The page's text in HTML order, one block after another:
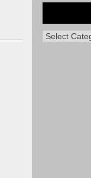
Categories